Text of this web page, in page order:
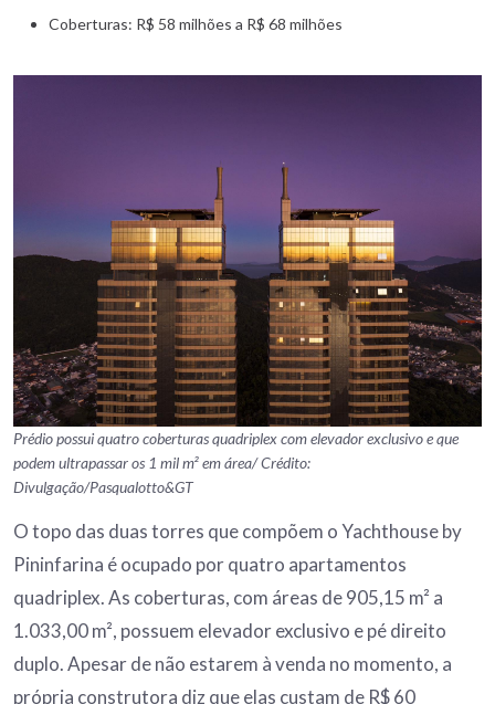
Coberturas: R$ 58 milhões a R$ 68 milhões
Prédio possui quatro coberturas quadriplex com elevador exclusivo e que
podem ultrapassar os 1 mil m² em área/ Crédito:
Divulgação/Pasqualotto&GT
O topo das duas torres que compõem o Yachthouse by
Pininfarina é ocupado por quatro apartamentos
quadriplex. As coberturas, com áreas de 905,15 m² a
1.033,00 m², possuem elevador exclusivo e pé direito
duplo. Apesar de não estarem à venda no momento, a
própria construtora diz que elas custam de R$ 60